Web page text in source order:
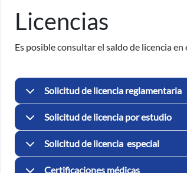
Licencias
Es posible consultar el saldo de licencia en
Solicitud de licencia reglamentaria
Solicitud de licencia por estudio
Solicitud de licencia especial
Certificaciones médicas